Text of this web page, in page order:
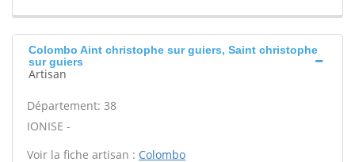
Colombo Aint christophe sur guiers, Saint christophe
sur guiers
Artisan
Département: 38
IONISE -
Voir la fiche artisan : Colombo